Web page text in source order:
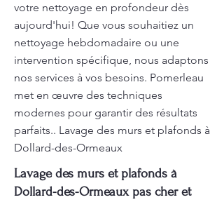
votre nettoyage en profondeur dès
aujourd'hui! Que vous souhaitiez un
nettoyage hebdomadaire ou une
intervention spécifique, nous adaptons
nos services à vos besoins. Pomerleau
met en œuvre des techniques
modernes pour garantir des résultats
parfaits.. Lavage des murs et plafonds à
Dollard-des-Ormeaux
Lavage des murs et plafonds à
Dollard-des-Ormeaux pas cher et